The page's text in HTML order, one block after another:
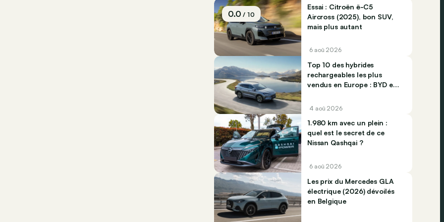
0.0/ 10
Essai : Citroën ë-C5
Aircross (2025), bon SUV,
mais plus autant
6 aoû 2026
Top 10 des hybrides
rechargeables les plus
vendus en Europe : BYD et
4 aoû 2026
1.980 km avec un plein :
quel est le secret de ce
Nissan Qashqai ?
6 aoû 2026
Les prix du Mercedes GLA
électrique (2026) dévoilés
en Belgique